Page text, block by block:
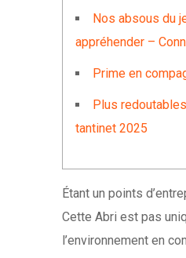
Nos absous du
appréhender –
Prime en
Plus
tantinet 2025
Étant un points
Cette Abri est pas
l’environnement en